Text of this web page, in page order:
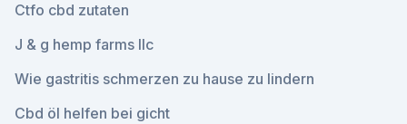
Ctfo cbd zutaten
J & g hemp farms llc
Wie gastritis schmerzen zu hause zu lindern
Cbd öl helfen bei gicht